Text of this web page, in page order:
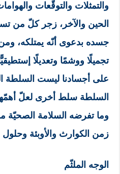
والتمثلات والتوقّعات
الحين والآخر، زجر كلّ من
جسده بدعوى أنّه يمتلكه،
تجميلًا ووشمًا وتعديلًا
على أجسادنا ليست السلطة
السلطة سلط أخرى لعلّ
وما تفرضه السلامة
زمن الكوارث والأوبئة وحلول
الوجه الملثّم